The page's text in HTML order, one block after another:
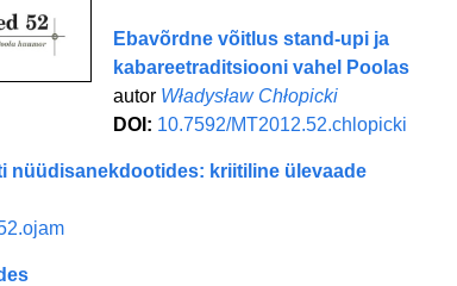
Ebavõrdne võitlus stand-upi ja
kabareetraditsiooni vahel Poolas
autor Władysław Chłopicki
DOI: 10.7592/MT2012.52.chlopicki
nüüdisanekdootides: kriitiline ülevaade